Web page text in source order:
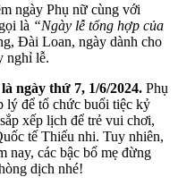
ngày Phụ nữ cùng với
là “Ngày lễ tổng hợp của
Đài Loan, ngày dành cho
nghỉ lễ.
ngày thứ 7, 1/6/2024. Phụ
lý để tổ chức buổi tiệc kỷ
xếp lịch để trẻ vui chơi,
tế Thiếu nhi. Tuy nhiên,
nay, các bậc bố mẹ đừng
dịch nhé!